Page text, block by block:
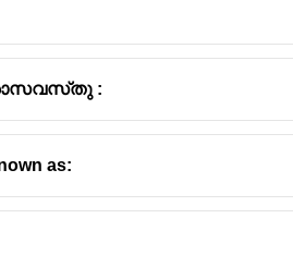
രാസവസ്‌തു :
as: